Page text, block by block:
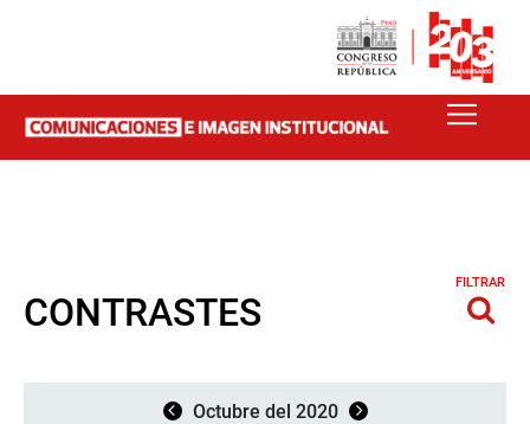
CONTRASTES
FILTRAR
Octubre del 2020